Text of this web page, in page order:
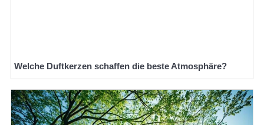
Welche Duftkerzen schaffen die beste Atmosphäre?